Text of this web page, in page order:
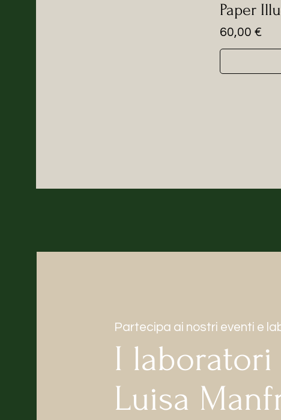
Paper
Prezzo
60,00 €
Partecipa ai nostri eventi e
I laboratori
Luisa